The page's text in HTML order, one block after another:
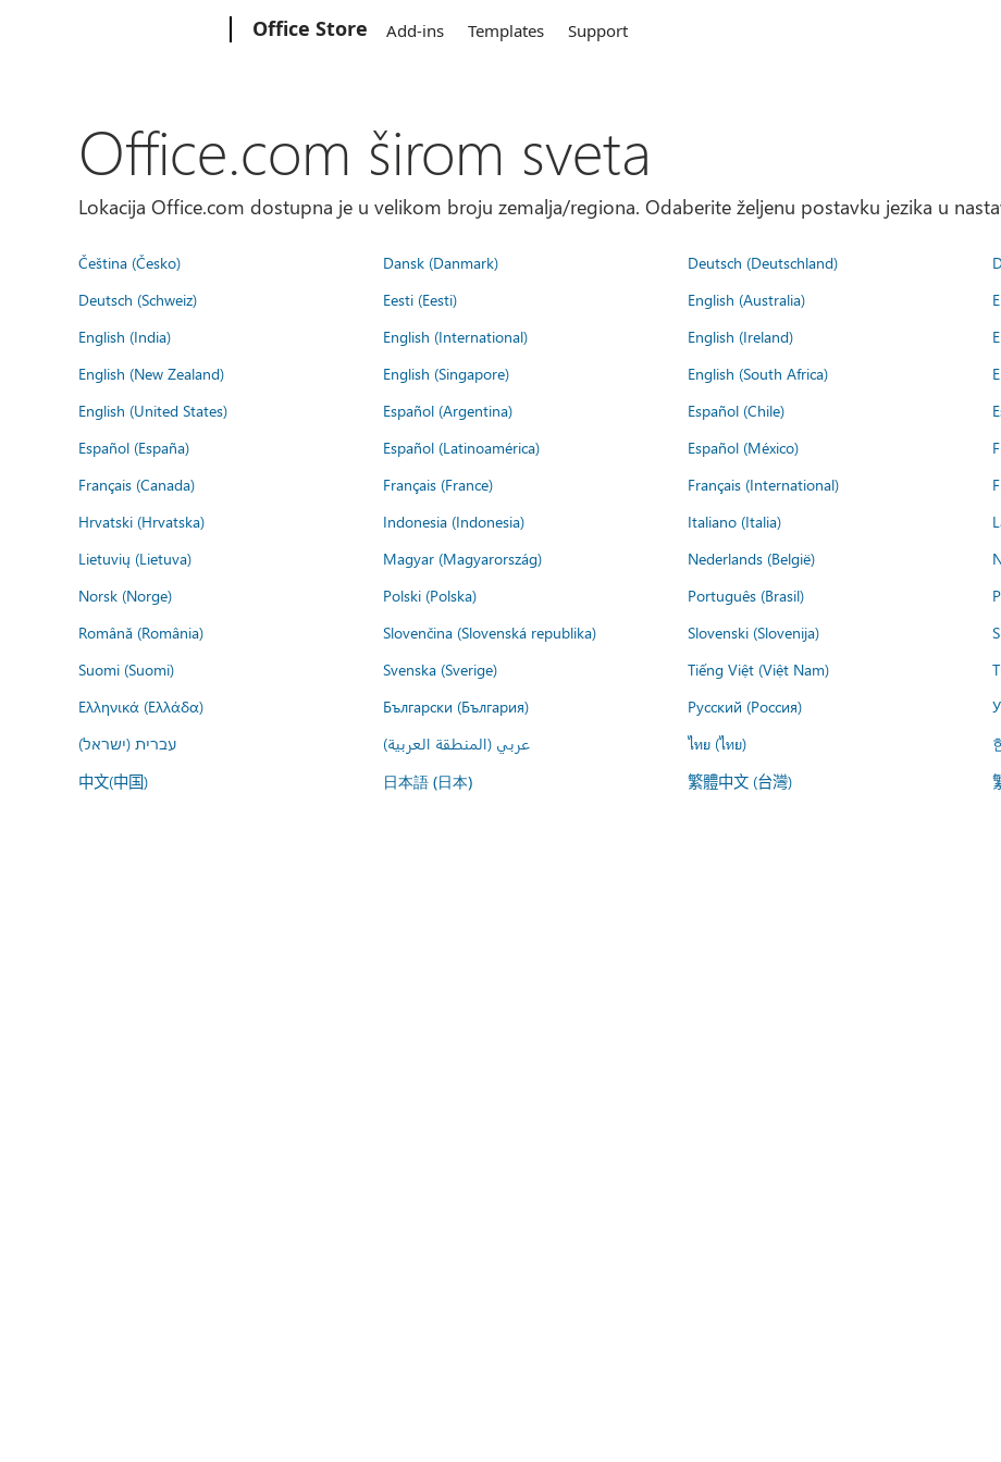
Office Store Add-ins Templates Support
Office.com širom sveta
Lokacija Office.com dostupna je u velikom broju zemalja/regiona. Odaberite željenu postavku jezika u
Čeština (Česko) Dansk (Danmark) Deutsch (Deutschland)
Deutsch (Schweiz)
Eesti (Eesti) English (Australia)
English (India)
English (International) English (Ireland)
English (New Zealand)
English (Singapore) English (South Africa)
English (United States)
Español (Argentina) Español (Chile)
Español (España)
Español (Latinoamérica) Español (México)
Français (Canada)
Français (France) Français (International)
Hrvatski (Hrvatska)
Indonesia (Indonesia) Italiano (Italia)
Lietuvių (Lietuva)
Magyar (Magyarország) Nederlands (België)
Norsk (Norge)
Polski (Polska) Português (Brasil)
Română (România)
Slovenčina (Slovenská republika) Slovenski (Slovenija)
Suomi (Suomi)
Svenska (Sverige) Tiếng Việt (Việt Nam)
Ελληνικά (Ελλάδα)
Български (България) Русский (Россия)
עברית (ישראל)
عربي (المنطقة العربية) ไทย (ไทย)
中文(中国) 日本語 (日本) 繁體中文 (台灣)